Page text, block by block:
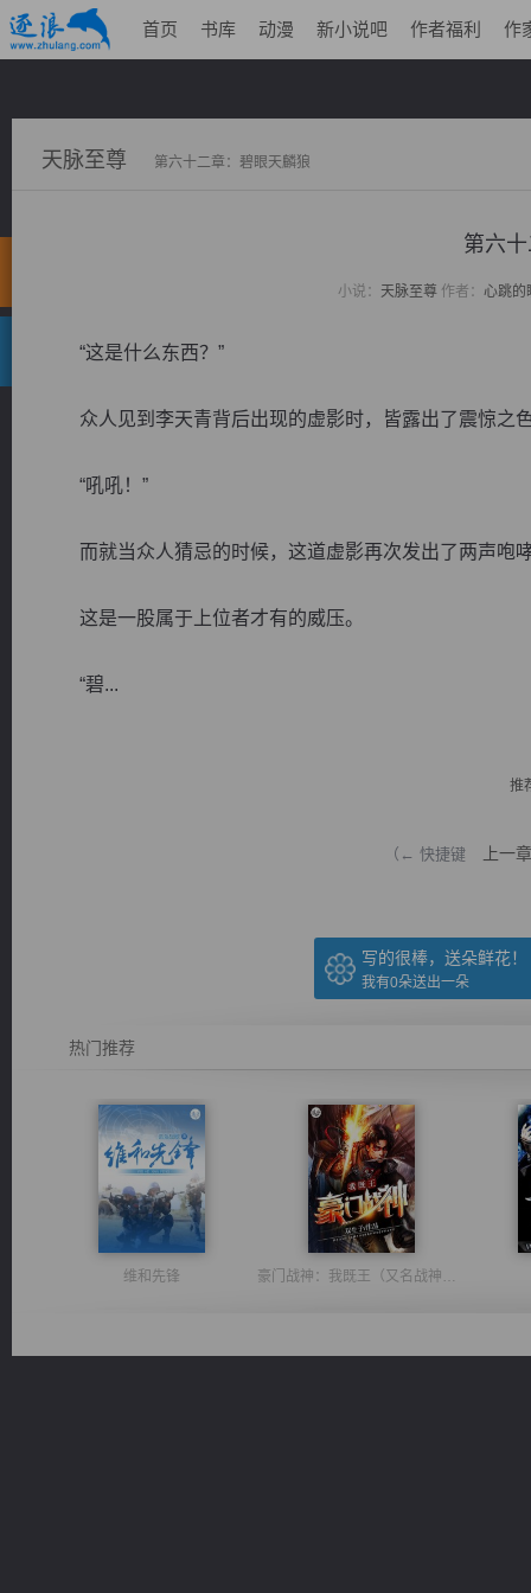
首页 书库 动漫 新小说吧 作者福利 作
天脉至尊 第六十二章：碧眼天麟狼
第六
小说： 天脉至尊作者： 心跳的
“这是什么东西？”
众人见到李天青背后出现的虚影时，皆露出了震惊之
“吼吼！”
而就当众人猜忌的时候，这道虚影再次发出了两声咆
这是一股属于上位者才有的威压。
“碧...
推
（← 快捷键 上一章
写的很棒，送朵鲜花！
我有0朵送出一朵
热门推荐
维和先锋 豪门战神：我既王（又名战神归来不败神婿修罗战神）